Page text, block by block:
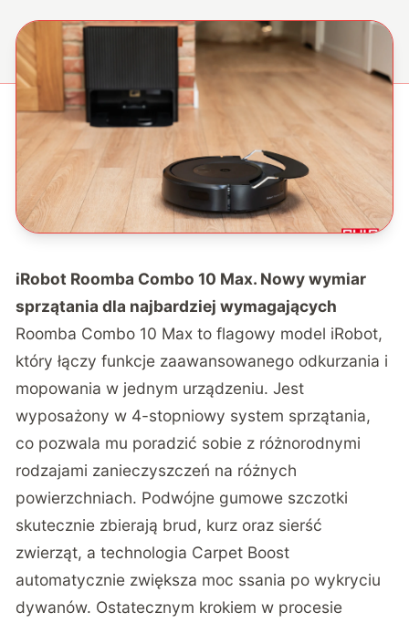
iRobot Roomba Combo 10 Max. Nowy wymiar
sprzątania dla najbardziej wymagających
Roomba Combo 10 Max to flagowy model iRobot,
który łączy funkcje zaawansowanego odkurzania i
mopowania w jednym urządzeniu. Jest
wyposażony w 4-stopniowy system sprzątania,
co pozwala mu poradzić sobie z różnorodnymi
rodzajami zanieczyszczeń na różnych
powierzchniach. Podwójne gumowe szczotki
skutecznie zbierają brud, kurz oraz sierść
zwierząt, a technologia Carpet Boost
automatycznie zwiększa moc ssania po wykryciu
dywanów. Ostatecznym krokiem w procesie